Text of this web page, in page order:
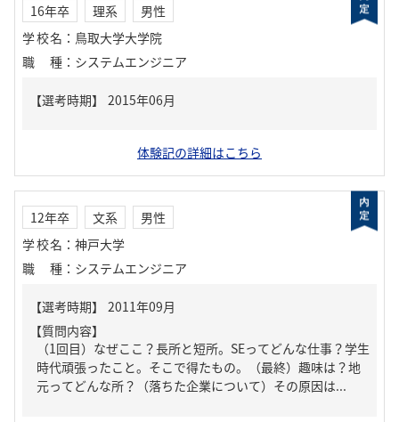
16年卒 理系
男性
学校名 ： 鳥取大学大学院
職種 ： システムエンジニア
体験記の詳細はこちら
12年卒 文系
男性
学校名 ： 神戸大学
職種 ： システムエンジニア
【質問内容】
（1回目）なぜここ？長所と短所。SEってどんな仕事？学生
時代頑張ったこと。そこで得たもの。（最終）趣味は？地
元ってどんな所？（落ちた企業について）その原因は...